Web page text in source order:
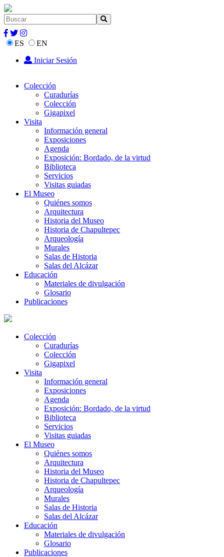
ES
EN
Iniciar Sesión
Colección
Curadurías
Colección
Gigapixel
Visita
Información general
Exposiciones
Agenda
Exposición: Bordado, de la virtud
Biblioteca
Servicios
Visitas guiadas
El Museo
Quiénes somos
Arquitectura
Historia del Museo
Historia de Chapultepec
Arqueología
Murales
Salas de Historia
Salas del Alcázar
Educación
Materiales de divulgación
Glosario
Publicaciones
Colección
Curadurías
Colección
Gigapixel
Visita
Información general
Exposiciones
Agenda
Exposición: Bordado, de la virtud
Biblioteca
Servicios
Visitas guiadas
El Museo
Quiénes somos
Arquitectura
Historia del Museo
Historia de Chapultepec
Arqueología
Murales
Salas de Historia
Salas del Alcázar
Educación
Materiales de divulgación
Glosario
Publicaciones